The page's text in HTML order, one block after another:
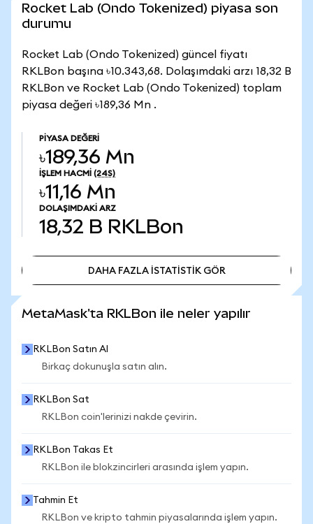
Rocket Lab (Ondo Tokenized) piyasa son
durumu
Rocket Lab (Ondo Tokenized) güncel fiyatı
RKLBon başına ৳10.343,68. Dolaşımdaki arzı 18,32 B
RKLBon ve Rocket Lab (Ondo Tokenized) toplam
piyasa değeri ৳189,36 Mn .
PIYASA DEĞERI
৳189,36 Mn
İŞLEM HACMI (24S)
৳11,16 Mn
DOLAŞIMDAKI ARZ
18,32 B RKLBon
DAHA FAZLA İSTATİSTİK GÖR
MetaMask'ta RKLBon ile neler yapılır
RKLBon Satın Al
Birkaç dokunuşla satın alın.
RKLBon Sat
RKLBon coin'lerinizi nakde çevirin.
RKLBon Takas Et
RKLBon ile blokzincirleri arasında işlem yapın.
Tahmin Et
RKLBon ve kripto tahmin piyasalarında işlem yapın.